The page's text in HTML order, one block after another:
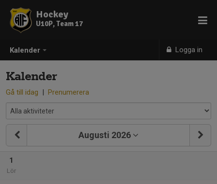
Kalender Logga in
Hockey
U10P, Team 17
Kalender
Gå till idag | Prenumerera
Augusti 2026
1
Lör